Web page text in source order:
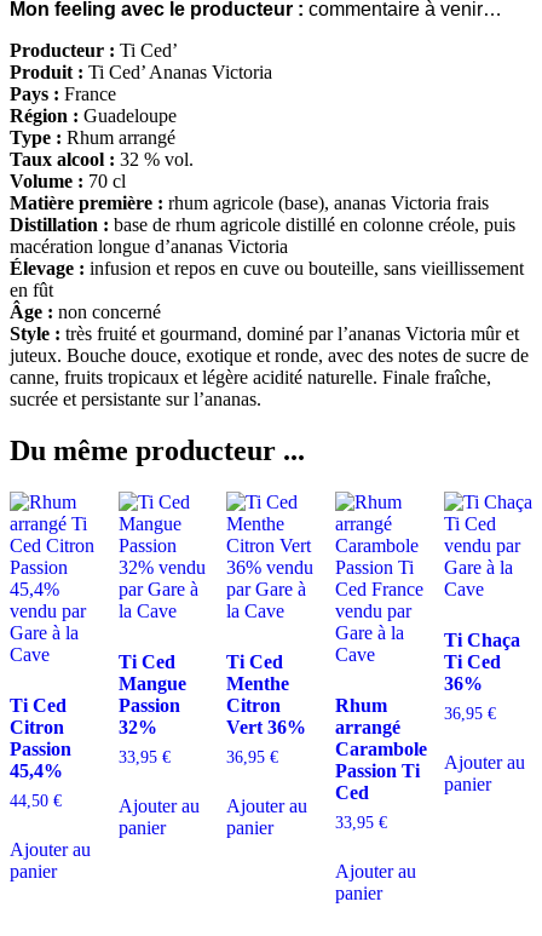
Mon feeling avec le producteur : commentaire à venir…
Producteur : Ti Ced’
Produit : Ti Ced’ Ananas Victoria
Pays : France
Région : Guadeloupe
Type : Rhum arrangé
Taux alcool : 32 % vol.
Volume : 70 cl
Matière première : rhum agricole (base), ananas Victoria frais
Distillation : base de rhum agricole distillé en colonne créole, puis
macération longue d’ananas Victoria
Élevage : infusion et repos en cuve ou bouteille, sans vieillissement
en fût
Âge : non concerné
Style : très fruité et gourmand, dominé par l’ananas Victoria mûr et
juteux. Bouche douce, exotique et ronde, avec des notes de sucre de
canne, fruits tropicaux et légère acidité naturelle. Finale fraîche,
sucrée et persistante sur l’ananas.
Du même producteur ...
Ti Ced
Citron
Passion
45,4%
44,50 €
Ajouter au
panier
Ti Ced
Mangue
Passion
32%
33,95 €
Ajouter au
panier
Ti Ced
Menthe
Citron
Vert 36%
36,95€
Ajouter au
panier
Rhum
arrangé
Carambole
Passion Ti
Ced
33,95 €
Ajouter au
panier
Ti Chaça
Ti Ced
36%
36,95 €
Ajouter au
panier